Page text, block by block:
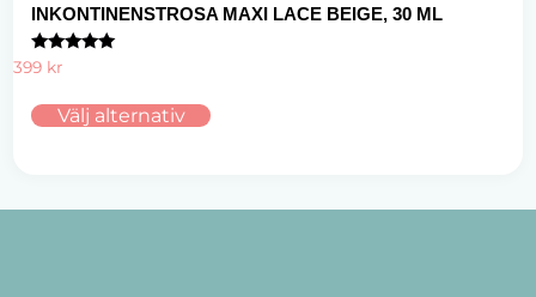
INKONTINENSTROSA MAXI LACE BEIGE, 30 ML
Betygsatt
399 kr
Välj alternativ